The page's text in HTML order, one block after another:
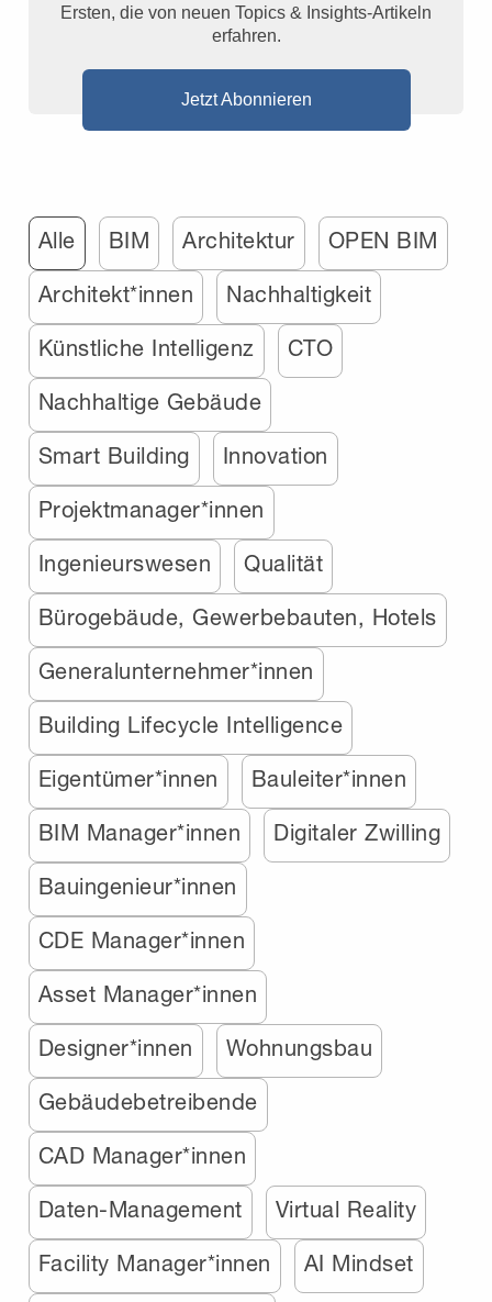
Ersten, die von neuen Topics & Insights-Artikeln
erfahren.
Jetzt Abonnieren
Alle BIM Architektur OPEN BIM
Architekt*innen Nachhaltigkeit
Künstliche Intelligenz CTO
Nachhaltige Gebäude
Smart Building Innovation
Projektmanager*innen
Ingenieurswesen Qualität
Bürogebäude, Gewerbebauten, Hotels
Generalunternehmer*innen
Building Lifecycle Intelligence
Eigentümer*innen Bauleiter*innen
BIM Manager*innen Digitaler Zwilling
Bauingenieur*innen
CDE Manager*innen
Asset Manager*innen
Designer*innen Wohnungsbau
Gebäudebetreibende
CAD Manager*innen
Daten-Management Virtual Reality
Facility Manager*innen AI Mindset